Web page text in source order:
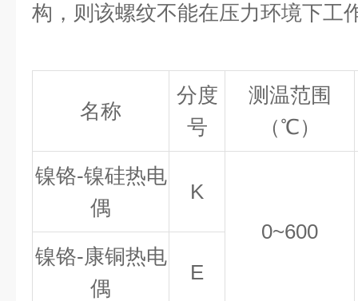
构，则该螺纹不能在压力环境下工
名称
分度
号
测温范围
（℃）
镍铬-镍硅热电
偶
K
0~600
镍铬-康铜热电
偶
E